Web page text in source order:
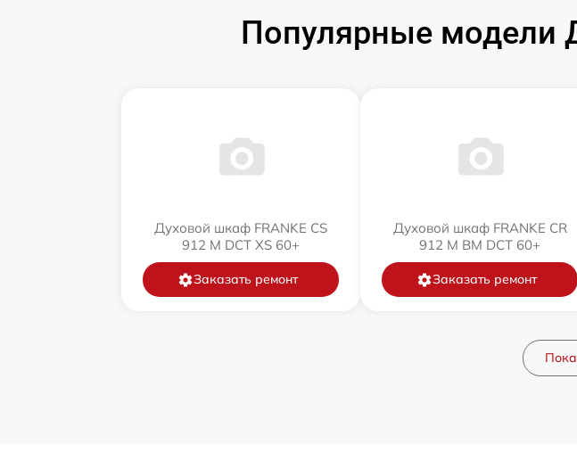
Популярные модели
Духовой шкаф FRANKE CS
912 M DCT XS 60+
Заказать ремонт
Духовой шкаф FRANKE CR
912 M BM DCT 60+
Заказать ремонт